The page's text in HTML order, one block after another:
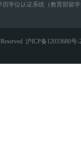
历学位认证系统（教育部留
沪ICP备12033680号-